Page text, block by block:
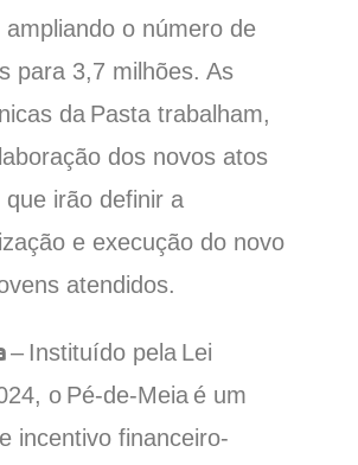
o número de
s para 3,7 milhões. As
da Pasta trabalham,
dos novos atos
irão definir a
e execução do novo
atendidos.
– Instituído pela Lei
o Pé-de-Meia é um
incentivo financeiro-